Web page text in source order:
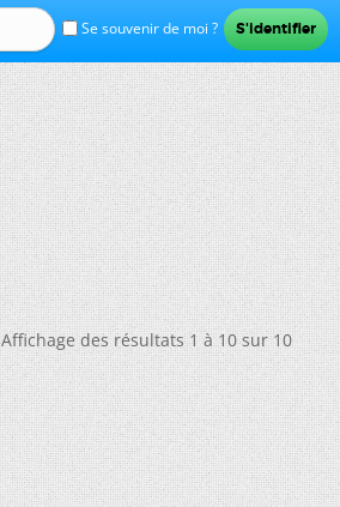
Se souvenir de moi ?
Affichage des résultats 1 à 10 sur 10